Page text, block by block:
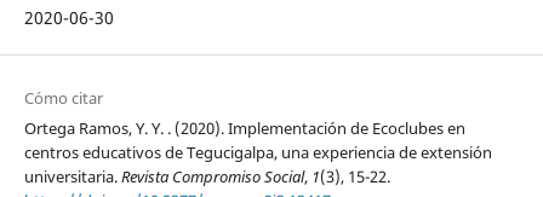
2020-06-30
Cómo citar
Ortega Ramos, Y. Y. . (2020). Implementación de Ecoclubes en
centros educativos de Tegucigalpa, una experiencia de extensión
universitaria.Revista Compromiso Social, 1(3), 15-22.